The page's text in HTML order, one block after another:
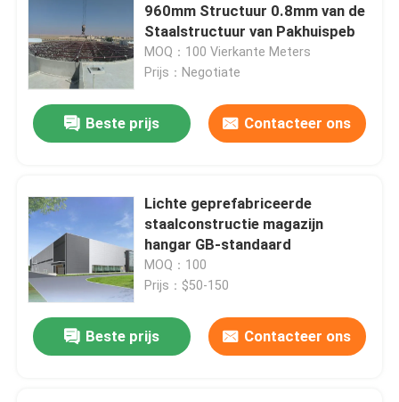
960mm Structuur 0.8mm van de
Staalstructuur van Pakhuispeb
MOQ：100 Vierkante Meters
Prijs：Negotiate
Beste prijs Contacteer ons
Lichte geprefabriceerde
staalconstructie magazijn
hangar GB-standaard
MOQ：100
Prijs：$50-150
Beste prijs Contacteer ons